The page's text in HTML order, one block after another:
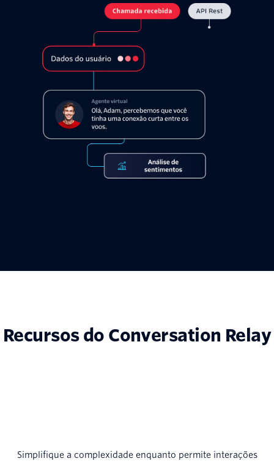
Recursos do Conversation Relay
Simplifique a complexidade enquanto permite interações